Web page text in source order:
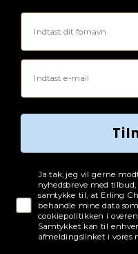
Fornavn
Email
Tjekboks samtykke
Ja tak, jeg vil gerne
nyhedsbreve med
samtykke til, at Erling
behandle mine data
cookiepolitikken i
Samtykket kan til
afmeldingslinket i vores